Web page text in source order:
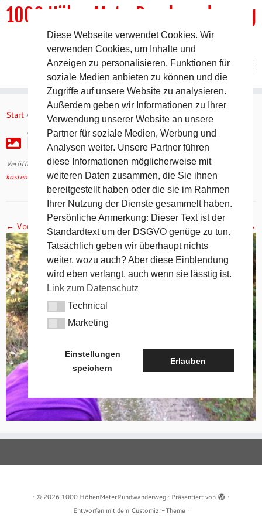
Inhalt
1000 HöhenMeterRundwanderweg
DER Rundwanderweg um Pommelsbrunn
Start » kostenfreie Wegebeschreibungen » img_9279
img_9279
Veröffentlicht am10. Oktober 2022mit den Abmessungen 1280 × 960
kostenfreie Wegebeschreibungen.
← Vorheriges Nächstes →
· © 2026 1000 HöhenMeterRundwanderweg · Präsentiert von
·
Entworfen mit dem Customizr-Theme ·
Diese Webseite verwendet Cookies. Wir
verwenden Cookies, um Inhalte und
Anzeigen zu personalisieren, Funktionen für
soziale Medien anbieten zu können und die
Zugriffe auf unsere Website zu analysieren.
Außerdem geben wir Informationen zu Ihrer
Verwendung unserer Website an unsere
Partner für soziale Medien, Werbung und
Analysen weiter. Unsere Partner führen
diese Informationen möglicherweise mit
weiteren Daten zusammen, die Sie ihnen
bereitgestellt haben oder die sie im Rahmen
Ihrer Nutzung der Dienste gesammelt haben.
Persönliche Anmerkung: Dieser Text ist der
Standardtext um der DSGVO genüge zu tun.
Tatsächlich geben wir überhaupt nichts
weiter, wozu auch? Aber diese Einblendung
wird eben verlangt, auch wenn sie lässtig ist.
Link zum Datenschutz
TechnicalTechnical
MarketingMarketing
Einstellungen
speichern
Erlauben